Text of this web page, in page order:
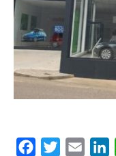
FacebookTwitterEmail